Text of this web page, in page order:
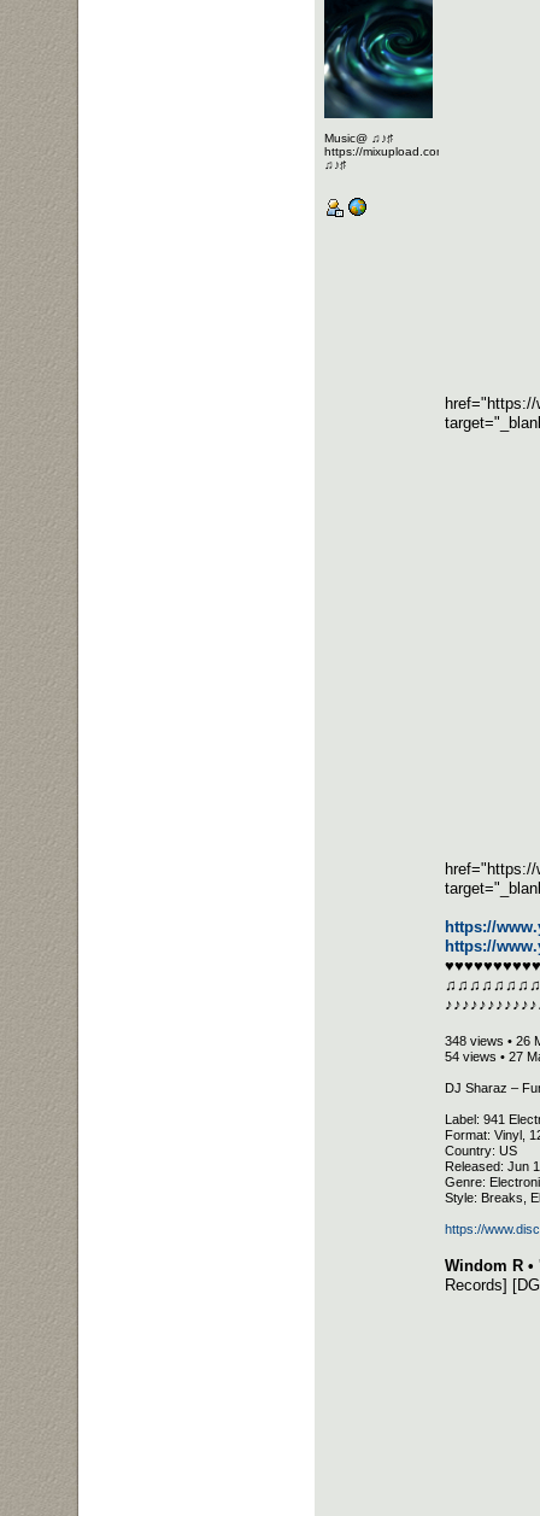
Music@ ♫♪♯
https://mixupload.com/u/Katarameno/
♫♪♯
https://
https://
348 views • 26
54 views • 27
DJ Sharaz –
Label: 941
Format: Vinyl,
Country: US
Released: Jun
Genre:
Style: Breaks,
https://
Windom R
Records]